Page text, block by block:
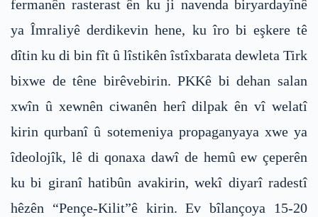
fermanên rasterast ên ku ji navenda biryardayînê
ya Îmraliyê derdikevin hene, ku îro bi eşkere tê
dîtin ku di bin fît û lîstikên îstîxbarata dewleta Tirk
bixwe de têne birêvebirin. PKKê bi dehan salan
xwîn û xewnên ciwanên herî dilpak ên vî welatî
kirin qurbanî û sotemeniya propaganyaya xwe ya
îdeolojîk, lê di qonaxa dawî de hemû ew çeperên
ku bi giranî hatibûn avakirin, wekî diyarî radestî
hêzên “Pençe-Kilit”ê kirin. Ev bîlançoya 15-20